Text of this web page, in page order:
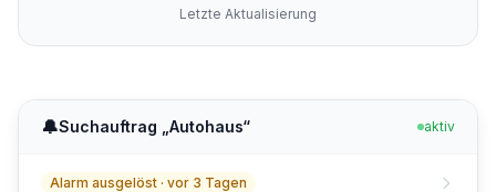
Letzte Aktualisierung
🔔Suchauftrag „ Autohaus“ aktiv
Alarm ausgelöst · vor 3 Tagen